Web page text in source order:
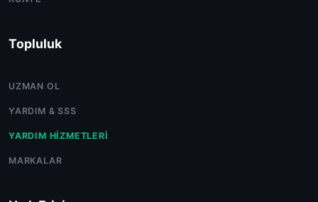
Topluluk
UZMAN OL
YARDIM & SSS
YARDIM HIZMETLERI
MARKALAR